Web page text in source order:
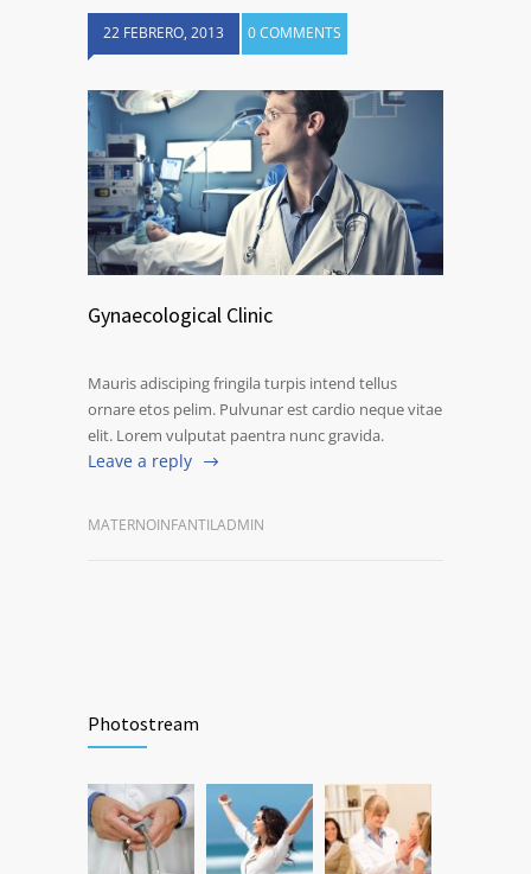
22 FEBRERO, 2013 0 COMMENTS
Gynaecological Clinic
Mauris adisciping fringila turpis intend tellus
ornare etos pelim. Pulvunar est cardio neque vitae
elit. Lorem vulputat paentra nunc gravida.
Leave a reply
MATERNOINFANTILADMIN
Photostream